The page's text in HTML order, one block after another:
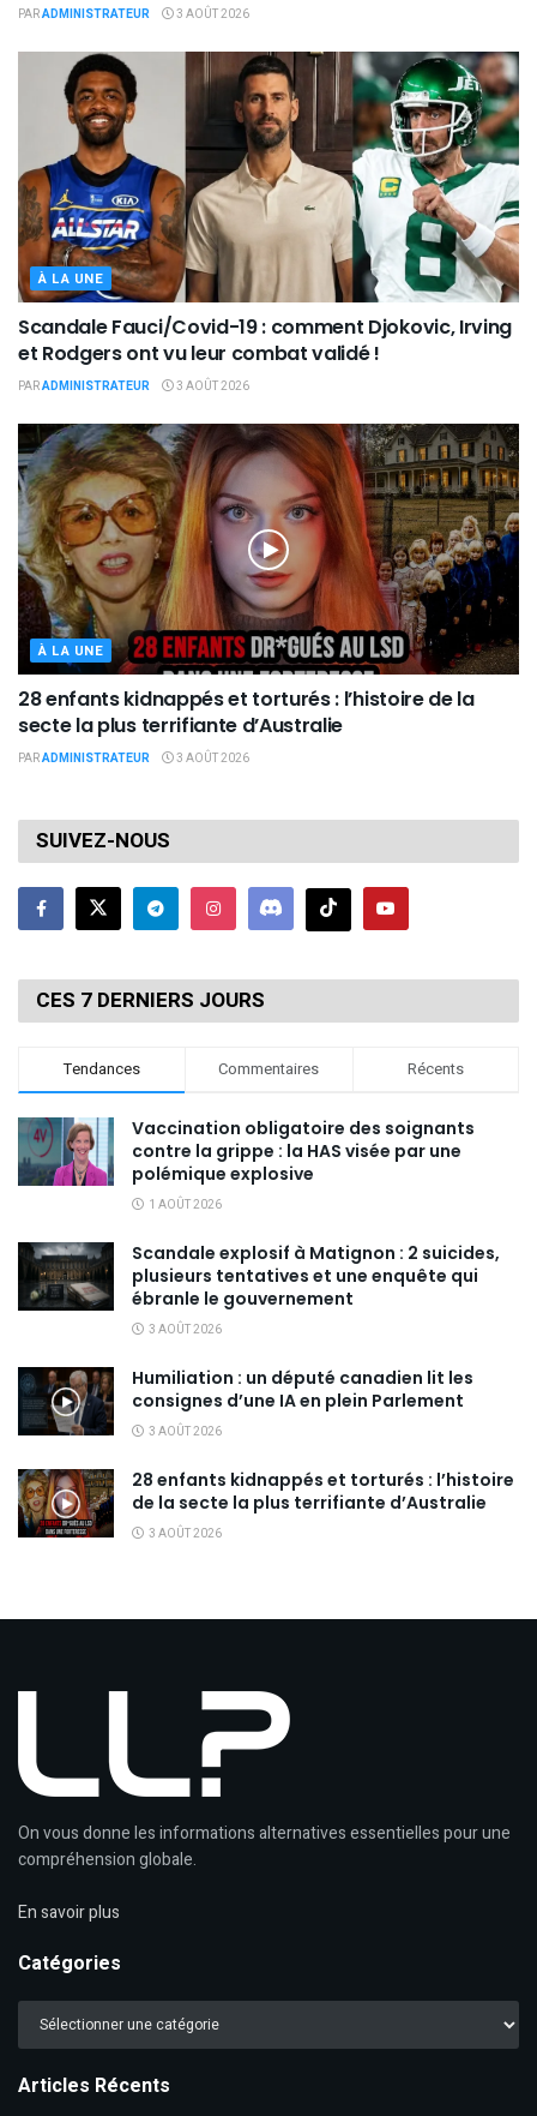
PARADMINISTRATEUR 3 AOÛT 2026
À LA UNE
Scandale Fauci/Covid-19 : comment Djokovic, Irving
et Rodgers ont vu leur combat validé !
PARADMINISTRATEUR 3 AOÛT 2026
À LA UNE
28 enfants kidnappés et torturés : l’histoire de la
secte la plus terrifiante d’Australie
PARADMINISTRATEUR 3 AOÛT 2026
SUIVEZ-NOUS
CES 7 DERNIERS JOURS
Tendances Commentaires Récents
Vaccination obligatoire des soignants
contre la grippe : la HAS visée par une
polémique explosive
1 AOÛT 2026
Scandale explosif à Matignon : 2 suicides,
plusieurs tentatives et une enquête qui
ébranle le gouvernement
3 AOÛT 2026
Humiliation : un député canadien lit les
consignes d’une IA en plein Parlement
3 AOÛT 2026
28 enfants kidnappés et torturés : l’histoire
de la secte la plus terrifiante d’Australie
3 AOÛT 2026
On vous donne les informations alternatives essentielles pour une
compréhension globale.
En savoir plus
Catégories
Catégories
Articles Récents